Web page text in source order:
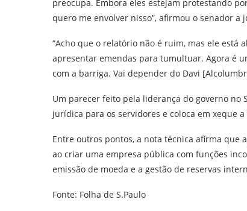
preocupa. Embora eles estejam protestando
quero me envolver nisso”, afirmou o senador a
“Acho que o relatório não é ruim, mas ele está
apresentar emendas para tumultuar. Agora é
com a barriga. Vai depender do Davi
Um parecer feito pela liderança do governo no
jurídica para os servidores e coloca em xeque
Entre outros pontos, a nota técnica afirma que
ao criar uma empresa pública com funções
emissão de moeda e a gestão de reservas
Fonte: Folha de S.Paulo